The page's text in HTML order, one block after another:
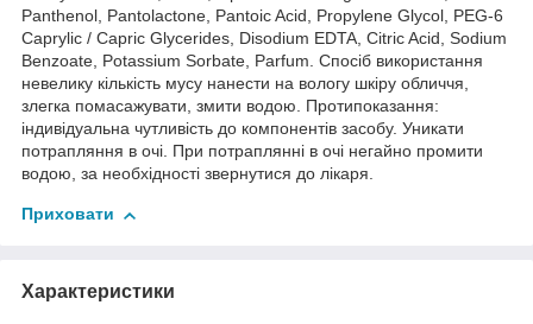
Panthenol, Pantolactone, Pantoic Acid, Propylene Glycol, PEG-6
Caprylic / Capric Glycerides, Disodium EDTA, Citric Acid, Sodium
Benzoate, Potassium Sorbate, Parfum. Спосіб використання
невелику кількість мусу нанести на вологу шкіру обличчя,
злегка помасажувати, змити водою. Протипоказання:
індивідуальна чутливість до компонентів засобу. Уникати
потрапляння в очі. При потраплянні в очі негайно промити
водою, за необхідності звернутися до лікаря.
Приховати
Характеристики